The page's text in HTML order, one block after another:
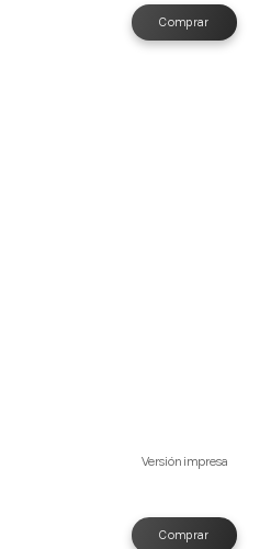
Comprar
Versión impresa
Comprar